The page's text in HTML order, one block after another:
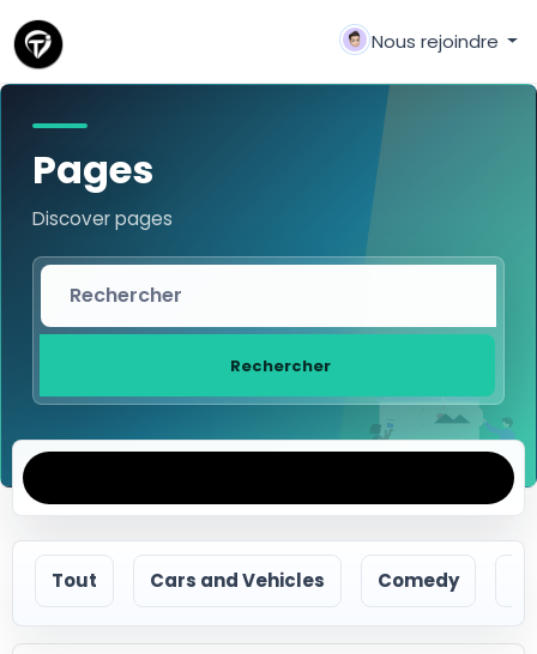
Nous rejoindre
Pages
Discover pages
Rechercher
Tout Cars and Vehicles Comedy